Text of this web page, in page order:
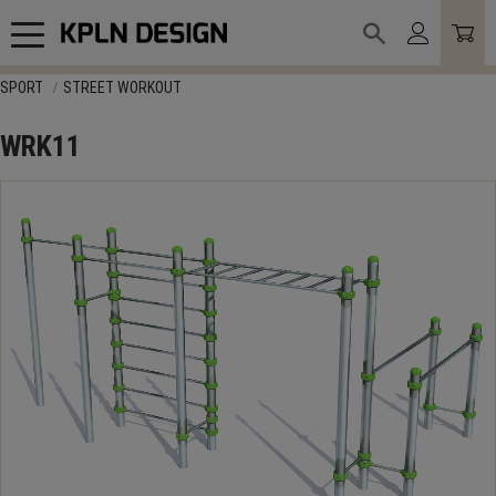
Meny
SPORT STREET WORKOUT
WRK11